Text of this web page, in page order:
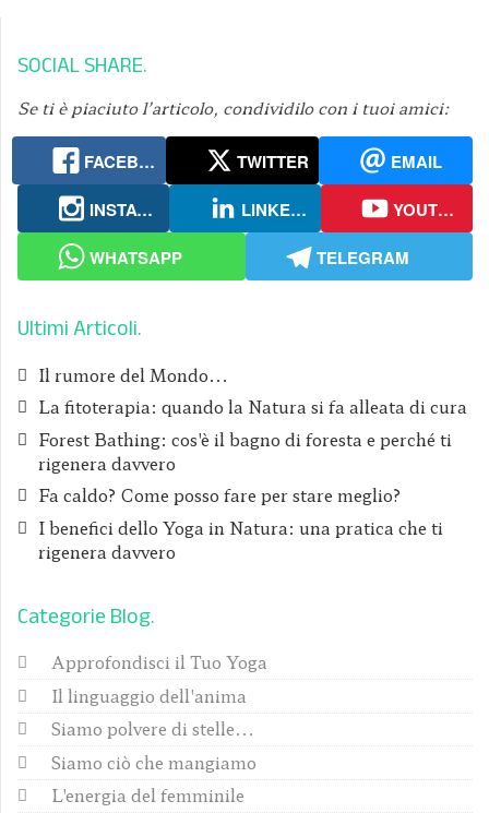
SOCIAL SHARE
Se ti è piaciuto l’articolo, condividilo con i tuoi amici:
FACEBOOK TWITTER
EMAIL
INSTAGRAM
LINKEDIN
YOUTUBE
WHATSAPP
TELEGRAM
Ultimi Articoli
Il rumore del Mondo...
La fitoterapia: quando la Natura si fa alleata di cura
Forest Bathing: cos'è il bagno di foresta e perché ti
rigenera davvero
Fa caldo? Come posso fare per stare meglio?
I benefici dello Yoga in Natura: una pratica che ti
rigenera davvero
Categorie Blog
Approfondisci il Tuo Yoga
Il linguaggio dell'anima
Siamo polvere di stelle...
Siamo ciò che mangiamo
L'energia del femminile